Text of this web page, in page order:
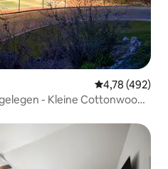
Gemiddelde
4,78 (492)
- Kleine Cottonwood